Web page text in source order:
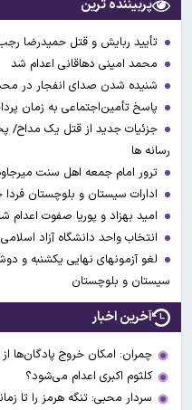
پربیننده ترین
تأیید ربایش و قتل حمیدرضا
محمد امینی دهاقانی اعدام شد
شنیده شدن صدای انفجار در
پاسخ تأمین‌اجتماعی به زمان
جزئیات جدید از قتل یک مداح/
رسانه ها
ترور امام جمعه اهل سنت
ادارات سیستان و بلوچستان
امید بهزاد و پوریا صفوت اعدام
انتخاب واحد دانشگاه آزاد اسلامی از ۲۴ مرداد آغاز
لغو آزمونهای نهایی یکشنبه و
سیستان و بلوچستان
آخرین اخبار
چمران: امکان خروج پادگان‌ها
کلثوم اکبری اعدام می‌شود؟
سردار محبی: تنگه هرمز را تا